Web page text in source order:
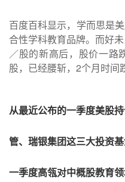
百度百科显示，学而思是
合性学科教育品牌。而好
／股的新高后，股价一路
股，已经腰斩，2个月时间
从最近公布的一季度美股
管、瑞银集团这三大投资
一季度高瓴对中概股教育